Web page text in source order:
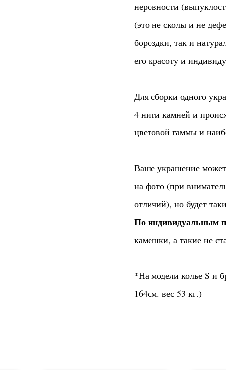
неровности
(это не сколы и не
бороздки, так и
его красоту и
Для сборки одного
4 нити камней и
цветовой гаммы и
Ваше украшение может
на фото (при
отличий), но будет
По индивидуальным
камешки, а такие не
*На модели колье S и
164см. вес 53 кг.)